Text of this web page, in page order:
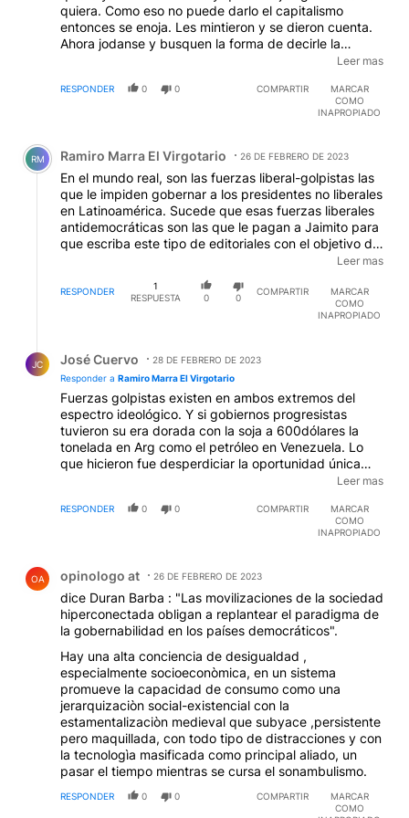
quiera. Como eso no puede darlo el capitalismo
entonces se enoja. Les mintieron y se dieron cuenta.
Ahora jodanse y busquen la forma de decirle la
mentira.
Leer mas
RESPONDER 0 0 COMPARTIR
MARCAR
COMO
INAPROPIADO
Comentario de Ramiro Marra El Virgotario.
RM Ramiro Marra El Virgotario 26 DE FEBRERO DE 2023
En el mundo real, son las fuerzas liberal-golpistas las
que le impiden gobernar a los presidentes no liberales
en Latinoamérica. Sucede que esas fuerzas liberales
antidemocráticas son las que le pagan a Jaimito para
que escriba este tipo de editoriales con el objetivo de
victimarios mientras defiende a regímenes golpistas
como el actual de Perú o el felizmente derrotado
Leer mas
RESPONDER
1
RESPUESTA
0 0
COMPARTIR
MARCAR
COMO
INAPROPIADO
JC José Cuervo
28 DE FEBRERO DE 2023
Responder a Ramiro Marra El Virgotario
Fuerzas golpistas existen en ambos extremos del
espectro ideológico. Y si gobiernos progresistas
tuvieron su era dorada con la soja a 600dólares la
tonelada en Arg como el petróleo en Venezuela. Lo
que hicieron fue desperdiciar la oportunidad única
gracias a su insaciable corrupción. Te recomiendo que
sobre el tema que te puede interesar. Porque se
puede ser progresista y aún crítico de mamarrachos
izquierda por defender la corrupción.
Leer mas
RESPONDER 0 0 COMPARTIR
MARCAR
COMO
INAPROPIADO
OA opinologo at 26 DE FEBRERO DE 2023
dice Duran Barba : "Las movilizaciones de la sociedad
hiperconectada obligan a replantear el paradigma de
la gobernabilidad en los países democráticos".
Hay una alta conciencia de desigualdad ,
especialmente socioeconòmica, en un sistema
promueve la capacidad de consumo como una
jerarquizaciòn social-existencial con la
estamentalizaciòn medieval que subyace ,persistente
pero maquillada, con todo tipo de distracciones y con
la tecnologìa masificada como principal aliado, un
pasar el tiempo mientras se cursa el sonambulismo.
RESPONDER 0 0 COMPARTIR
MARCAR
COMO